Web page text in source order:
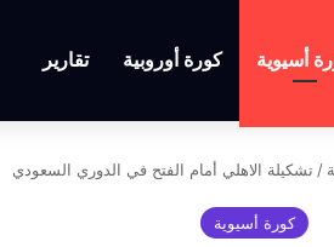
أسيوية كورة أوروبية تقارير
/ تشكيلة الاهلي أمام الفتح في الدوري السعودي
كورة أسيوية